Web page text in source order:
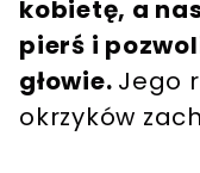
kobietę, a
pierś i
głowie. Jego
okrzyków